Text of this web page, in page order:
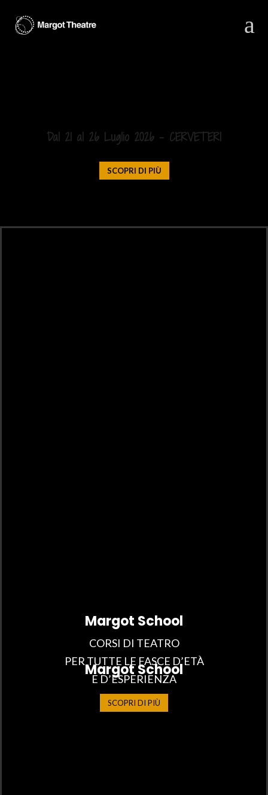
a
Dal 21 al 26 Luglio 2026 – CERVETERI
SCOPRI DI PIÙ
Margot School
Margot School
CORSI DI TEATRO
PER TUTTE LE FASCE D’ETÀ
E D’ESPERIENZA
SCOPRI DI PIÙ